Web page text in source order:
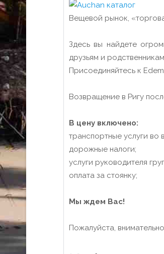
Вещевой рынок,
Здесь вы найдете
друзьям и
Присоединяйтесь к
Возвращение в Ригу
В цену включено:
транспортные услуги во
дорожные налоги;
услуги руководителя
оплата за стоянку;
Мы ждем Вас!
Пожалуйста,